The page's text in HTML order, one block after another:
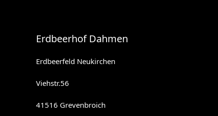
Erdbeerhof Dahmen
Erdbeerfeld Neukirchen
Viehstr.56
41516 Grevenbroich